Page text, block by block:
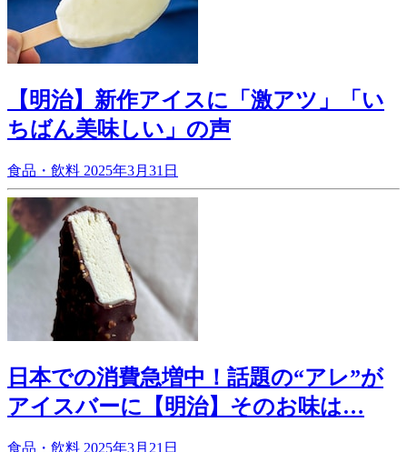
【明治】新作アイスに「激アツ」「い
ちばん美味しい」の声
食品・飲料 2025年3月31日
日本での消費急増中！話題の“アレ”が
アイスバーに【明治】そのお味は…
食品・飲料 2025年3月21日